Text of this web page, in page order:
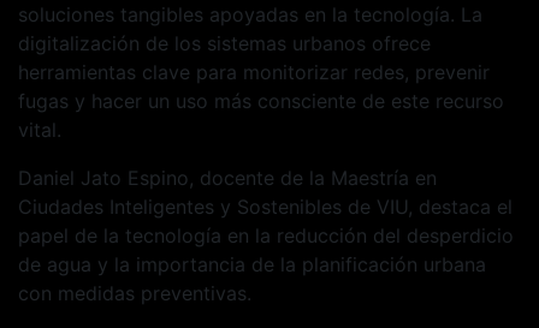
soluciones tangibles apoyadas en la tecnología. La
digitalización de los sistemas urbanos ofrece
herramientas clave para monitorizar redes, prevenir
fugas y hacer un uso más consciente de este recurso
vital.
Daniel Jato Espino, docente de la Maestría en
Ciudades Inteligentes y Sostenibles de VIU, destaca el
papel de la tecnología en la reducción del desperdicio
de agua y la importancia de la planificación urbana
con medidas preventivas.